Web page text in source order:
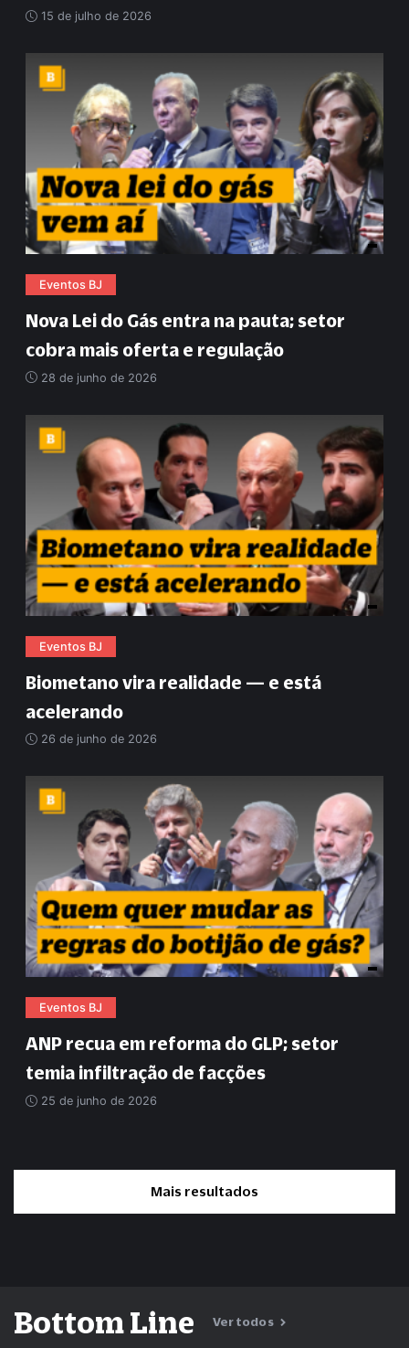
15 de julho de 2026
Eventos BJ
Nova Lei do Gás entra na pauta; setor
cobra mais oferta e regulação
28 de junho de 2026
Eventos BJ
Biometano vira realidade — e está
acelerando
26 de junho de 2026
Eventos BJ
ANP recua em reforma do GLP; setor
temia infiltração de facções
25 de junho de 2026
Mais resultados
Bottom Line Ver todos